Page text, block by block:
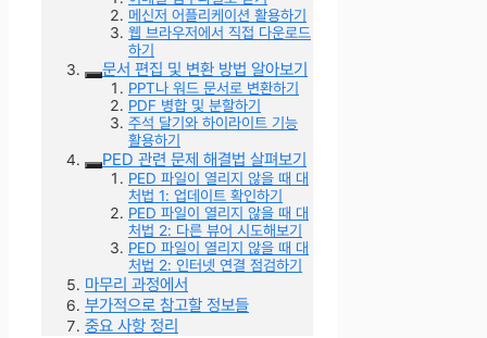
메신저 어플리케이션 활용하기
웹 브라우저에서 직접 다운로드
하기
문서 편집 및 변환 방법 알아보기
PPT나 워드 문서로 변환하기
PDF 병합 및 분할하기
주석 달기와 하이라이트 기능
활용하기
PED 관련 문제 해결법 살펴보기
PED 파일이 열리지 않을 때 대
처법 1: 업데이트 확인하기
PED 파일이 열리지 않을 때 대
처법 2: 다른 뷰어 시도해보기
PED 파일이 열리지 않을 때 대
처법 2: 인터넷 연결 점검하기
마무리 과정에서
부가적으로 참고할 정보들
중요 사항 정리